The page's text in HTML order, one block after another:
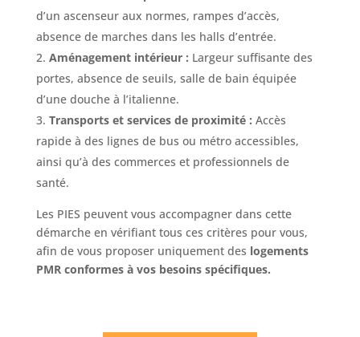
d’un ascenseur aux normes, rampes d’accès,
absence de marches dans les halls d’entrée.
Aménagement intérieur : Largeur suffisante des
portes, absence de seuils, salle de bain équipée
d’une douche à l’italienne.
Transports et services de proximité : Accès
rapide à des lignes de bus ou métro accessibles,
ainsi qu’à des commerces et professionnels de
santé.
Les PIES peuvent vous accompagner dans cette
démarche en vérifiant tous ces critères pour vous,
afin de vous proposer uniquement des logements
PMR conformes à vos besoins spécifiques.